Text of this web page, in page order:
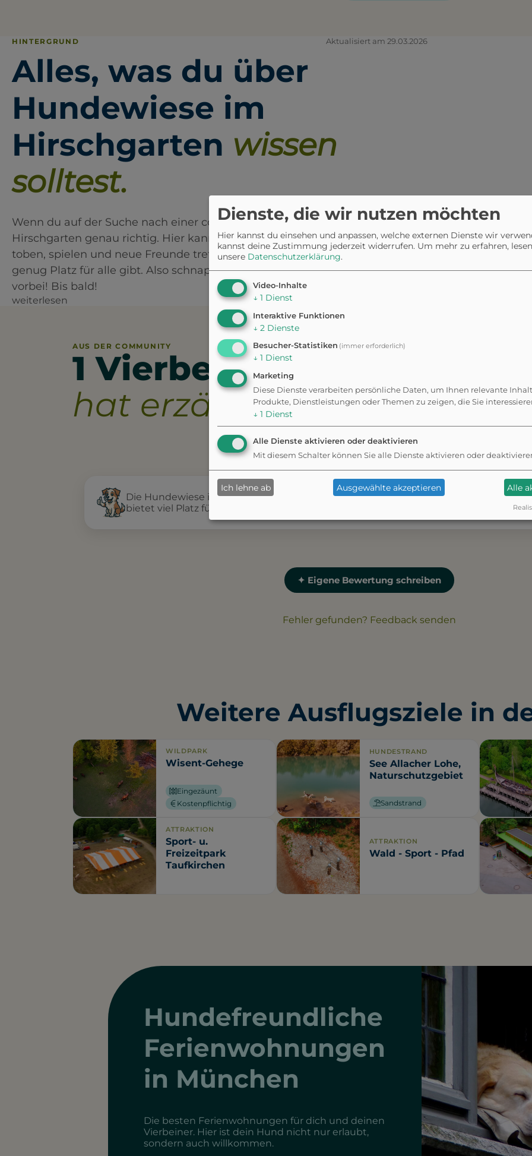
HINTERGRUND Aktualisiert am 29.03.2026
Alles, was du über
Hundewiese im
Hirschgarten wissen
solltest.
Wenn du auf der Suche nach einer coolen Hundewiese bist, dann bist du im
Hirschgarten genau richtig. Hier kannst du mit deinem Vierbeiner ausgiebig
toben, spielen und neue Freunde treffen. Die Wiese ist schön groß, sodass es
genug Platz für alle gibt. Also schnapp dir dein Hunde-Spielzeug und komm
vorbei! Bis bald!
weiterlesen
AUS DER COMMUNITY
1 Vierbeiner
hat erzählt.
Die Hundewiese im Hirschgarten ist groß und
bietet viel Platz für Hunde zum Toben und Spielen.
Die Wiese kann an
sein, besonders am
✦ Eigene Bewertung schreiben
Fehler gefunden? Feedback senden
Weitere Ausflugsziele in
WILDPARK
Wisent-Gehege
Eingezäunt
Kostenpflichtig
HUNDESTRAND
See Allacher Lohe,
Naturschutzgebiet
Sandstrand
ATTRAKTION
Sport- u.
Freizeitpark
Taufkirchen
ATTRAKTION
Wald - Sport - Pfad
Hundefreundliche
Ferienwohnungen
in München
Die besten Ferienwohnungen für dich und deinen
Vierbeiner. Hier ist dein Hund nicht nur erlaubt,
sondern auch willkommen.
Dienste, die wir nutzen möchten
Hier kannst du einsehen und anpassen, welche externen Dienste wir
kannst deine Zustimmung jederzeit widerrufen. Um mehr zu erfahren,
unsere Datenschutzerklärung.
Video-Inhalte
↓ 1 Dienst
Interaktive Funktionen
↓ 2 Dienste
Besucher-Statistiken (immer erforderlich)
↓ 1 Dienst
Marketing
Diese Dienste verarbeiten persönliche Daten, um Ihnen relevante
Produkte, Dienstleistungen oder Themen zu zeigen, die Sie
↓ 1 Dienst
Alle Dienste aktivieren oder deaktivieren
Mit diesem Schalter können Sie alle Dienste aktivieren oder
Ich lehne ab Ausgewählte akzeptieren Alle